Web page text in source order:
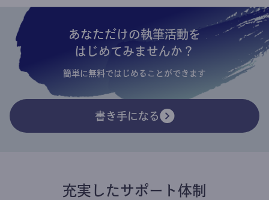
あなただけの執筆活動を
はじめてみませんか？
簡単に無料ではじめることができます
書き手になる
充実したサポート体制